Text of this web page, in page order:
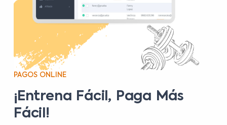
PAGOS ONLINE
¡Entrena Fácil, Paga Más
Fácil!